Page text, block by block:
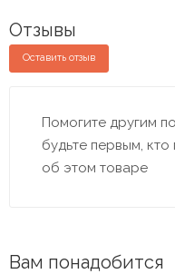
Отзывы
Оставить отзыв
Помогите другим
будьте первым,
об этом товаре
Вам понадобится